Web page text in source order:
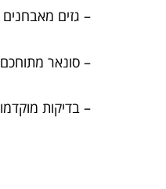
– גזים
– סונאר
– בדיקות